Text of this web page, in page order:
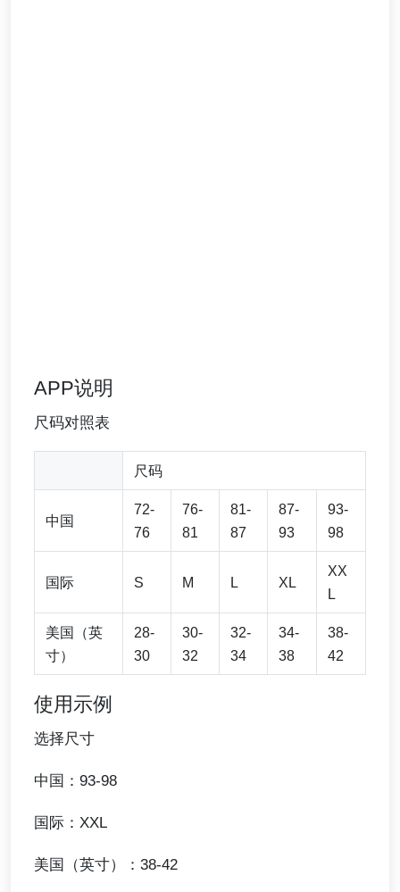
APP说明
尺码对照表
尺码
中国
72-
76
76-
81
81-
87
87-
93
93-
98
国际 S M L XL
XX
L
美国（英
寸）
28-
30
30-
32
32-
34
34-
38
38-
42
使用示例
选择尺寸
中国：93-98
国际：XXL
美国（英寸）：38-42